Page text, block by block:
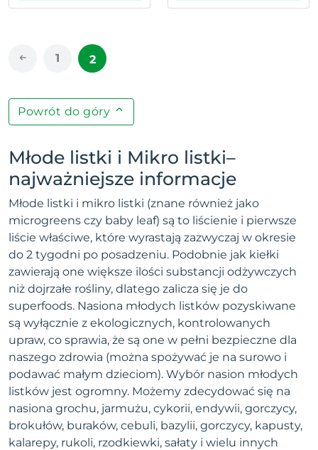
1 2
Powrót do góry
Młode listki i Mikro listki–
najważniejsze informacje
Młode listki i mikro listki (znane również jako
microgreens czy baby leaf) są to liścienie i pierwsze
liście właściwe, które wyrastają zazwyczaj w okresie
do 2 tygodni po posadzeniu. Podobnie jak kiełki
zawierają one większe ilości substancji odżywczych
niż dojrzałe rośliny, dlatego zalicza się je do
superfoods. Nasiona młodych listków pozyskiwane
są wyłącznie z ekologicznych, kontrolowanych
upraw, co sprawia, że są one w pełni bezpieczne dla
naszego zdrowia (można spożywać je na surowo i
podawać małym dzieciom). Wybór nasion młodych
listków jest ogromny. Możemy zdecydować się na
nasiona grochu, jarmużu, cykorii, endywii, gorczycy,
brokułów, buraków, cebuli, bazylii, gorczycy, kapusty,
kalarepy, rukoli, rzodkiewki, sałaty i wielu innych